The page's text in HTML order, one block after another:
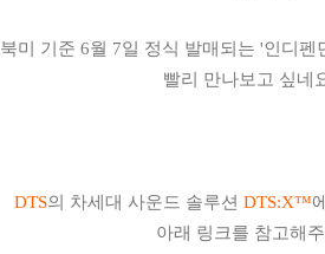
북미 기준 6월 7일 정식 발매되는 '인디펜
빨리 만나보고 싶네
DTS의 차세대 사운드 솔루션 DTS:X™
아래 링크를 참고해